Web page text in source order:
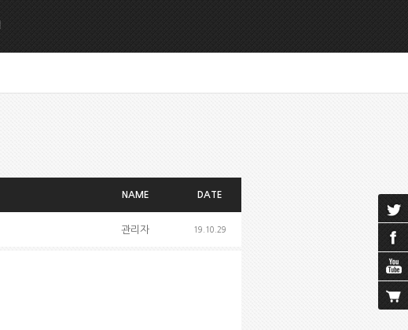
NAME DATE
관리자 19.10.29